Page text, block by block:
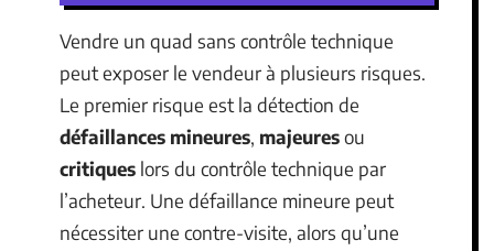
Vendre un quad sans contrôle technique
peut exposer le vendeur à plusieurs risques.
Le premier risque est la détection de
défaillances mineures, majeuresou
critiques lors du contrôle technique par
l’acheteur. Une défaillance mineure peut
nécessiter une contre-visite, alors qu’une